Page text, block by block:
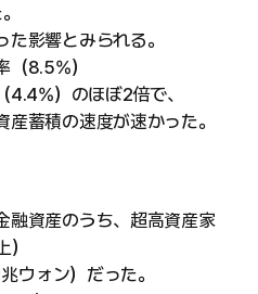
影響とみられる。
（8.5%）
4.4%）のほぼ2倍で、
蓄積の速度が速かった。
融資産のうち、超高資産家
ウォン）だった。